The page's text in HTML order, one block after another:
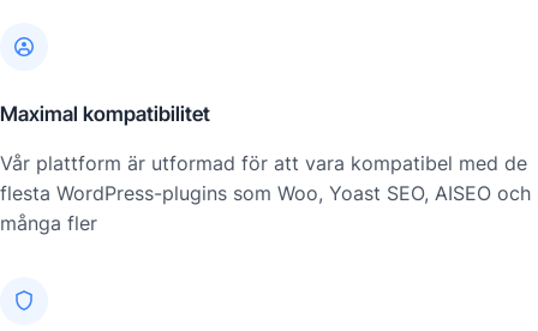
Maximal kompatibilitet
Vår plattform är utformad för att vara kompatibel med de
flesta WordPress-plugins som Woo, Yoast SEO, AISEO och
många fler